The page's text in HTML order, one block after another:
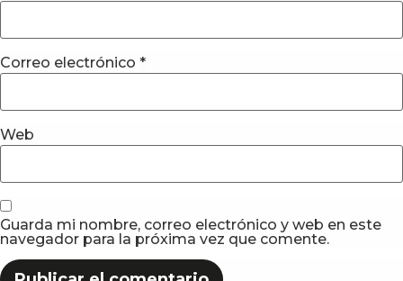
Correo electrónico *
Web
Guarda mi nombre, correo electrónico y web en este
navegador para la próxima vez que comente.